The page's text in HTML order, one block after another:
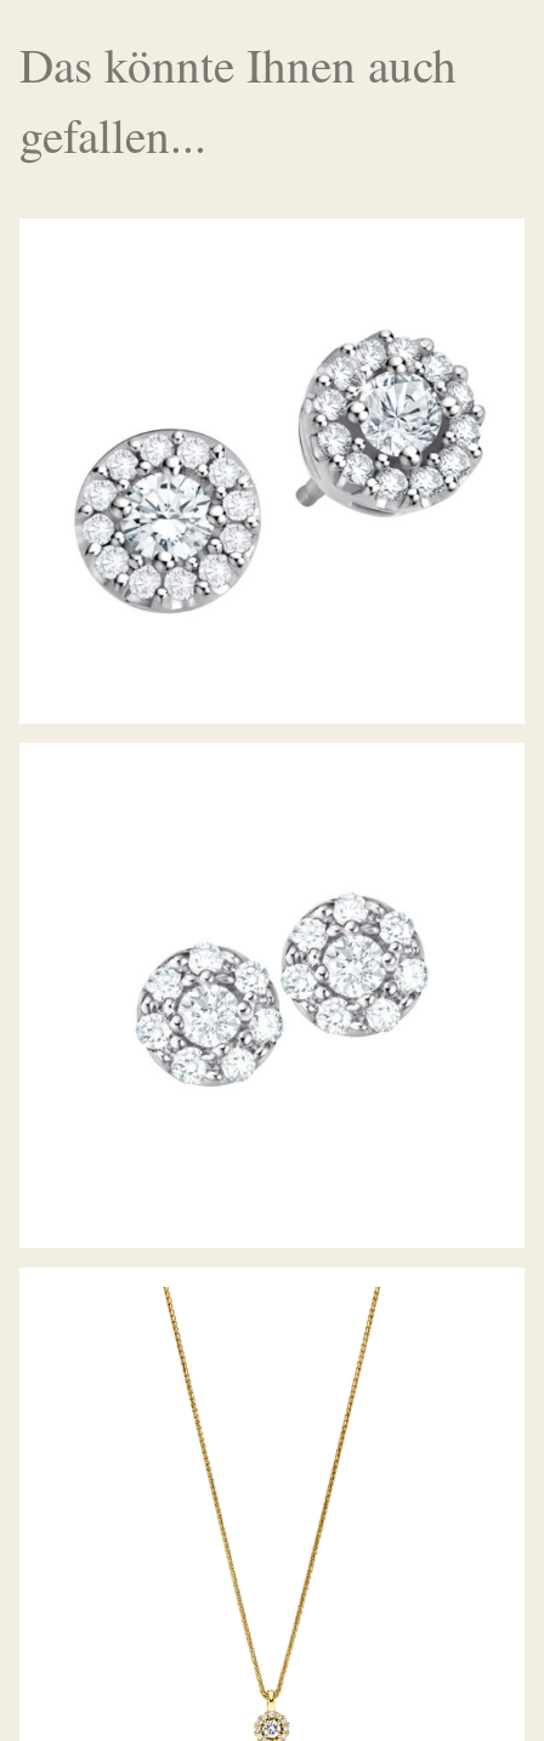
Das könnte Ihnen auch
gefallen...
DIAMANTOHRSTECKER PICCOLINA
BELLA LUCE COLLIER PICCOLINA